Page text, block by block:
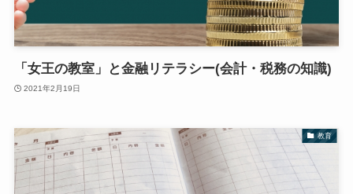
「女王の教室」と金融リテラシー(会計・税務の知識)
2021年2月19日
教育